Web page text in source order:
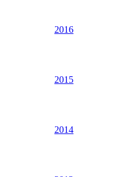
2016
2015
2014